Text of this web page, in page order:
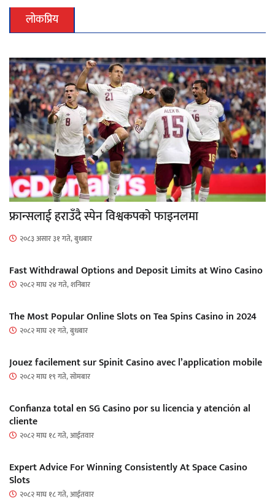
लोकप्रिय
फ्रान्सलाई हराउँदै स्पेन विश्वकपको फाइनलमा
२०८३ असार ३१ गते, बुधबार
Fast Withdrawal Options and Deposit Limits at Wino Casino
२०८२ माघ २४ गते, शनिबार
The Most Popular Online Slots on Tea Spins Casino in 2024
२०८२ माघ २१ गते, बुधबार
Jouez facilement sur Spinit Casino avec l’application mobile
२०८२ माघ १९ गते, सोमबार
Confianza total en SG Casino por su licencia y atención al
cliente
२०८२ माघ १८ गते, आईतवार
Expert Advice For Winning Consistently At Space Casino
Slots
२०८२ माघ १८ गते, आईतवार